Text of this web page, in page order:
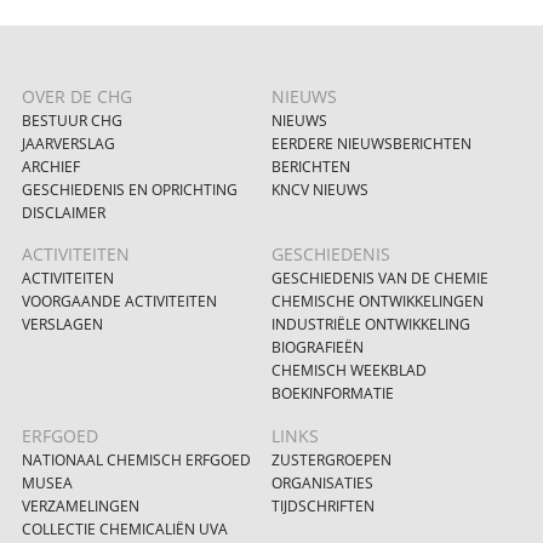
OVER DE CHG
BESTUUR CHG
JAARVERSLAG
ARCHIEF
GESCHIEDENIS EN OPRICHTING
DISCLAIMER
NIEUWS
NIEUWS
EERDERE NIEUWSBERICHTEN
BERICHTEN
KNCV NIEUWS
ACTIVITEITEN
ACTIVITEITEN
VOORGAANDE ACTIVITEITEN
VERSLAGEN
GESCHIEDENIS
GESCHIEDENIS VAN DE CHEMIE
CHEMISCHE ONTWIKKELINGEN
INDUSTRIËLE ONTWIKKELING
BIOGRAFIEËN
CHEMISCH WEEKBLAD
BOEKINFORMATIE
ERFGOED
NATIONAAL CHEMISCH ERFGOED
MUSEA
VERZAMELINGEN
COLLECTIE CHEMICALIËN UVA
LINKS
ZUSTERGROEPEN
ORGANISATIES
TIJDSCHRIFTEN